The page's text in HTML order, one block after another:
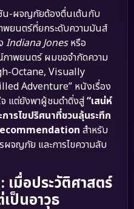
น-ผจญภัยต้องตื่นเต้นกับ
พยนตร์ที่ยกระดับความมันส์
Indiana Jonesหรือ
าพยนตร์ ผมขอจำกัดความ
Octane, Visually
Adventure” หนังเรื่อง
แต่ยังพาผู้ชมดำดิ่งสู่“เสน่ห์
ารไขปริศนาที่ชวนลุ้นระทึก
สำหรับ
จญภัย และการไขความลับ
เมื่อประวัติศาสตร์
ป็นอาวุธ